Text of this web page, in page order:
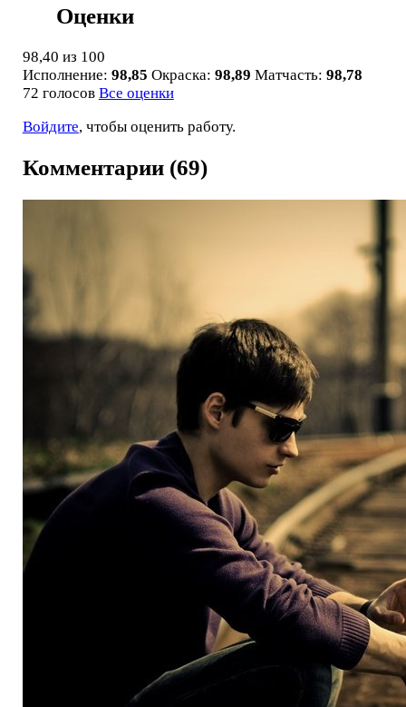
Оценки
98,40 из 100
Исполнение: 98,85 Окраска: 98,89 Матчасть: 98,78
72 голосов Все оценки
Войдите, чтобы оценить работу.
Комментарии (69)